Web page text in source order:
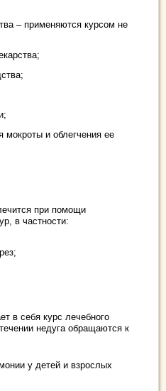
– применяются курсом не
мокроты и облегчения ее
при помощи
в частности:
в себя курс лечебного
недуга обращаются к
у детей и взрослых